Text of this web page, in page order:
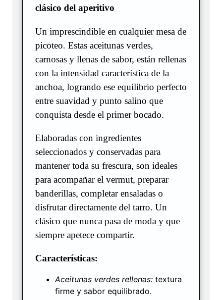
clásico del aperitivo
Un imprescindible en cualquier mesa de
picoteo. Estas aceitunas verdes,
carnosas y llenas de sabor, están rellenas
con la intensidad característica de la
anchoa, logrando ese equilibrio perfecto
entre suavidad y punto salino que
conquista desde el primer bocado.
Elaboradas con ingredientes
seleccionados y conservadas para
mantener toda su frescura, son ideales
para acompañar el vermut, preparar
banderillas, completar ensaladas o
disfrutar directamente del tarro. Un
clásico que nunca pasa de moda y que
siempre apetece compartir.
Características:
Aceitunas verdes rellenas: textura
firme y sabor equilibrado.